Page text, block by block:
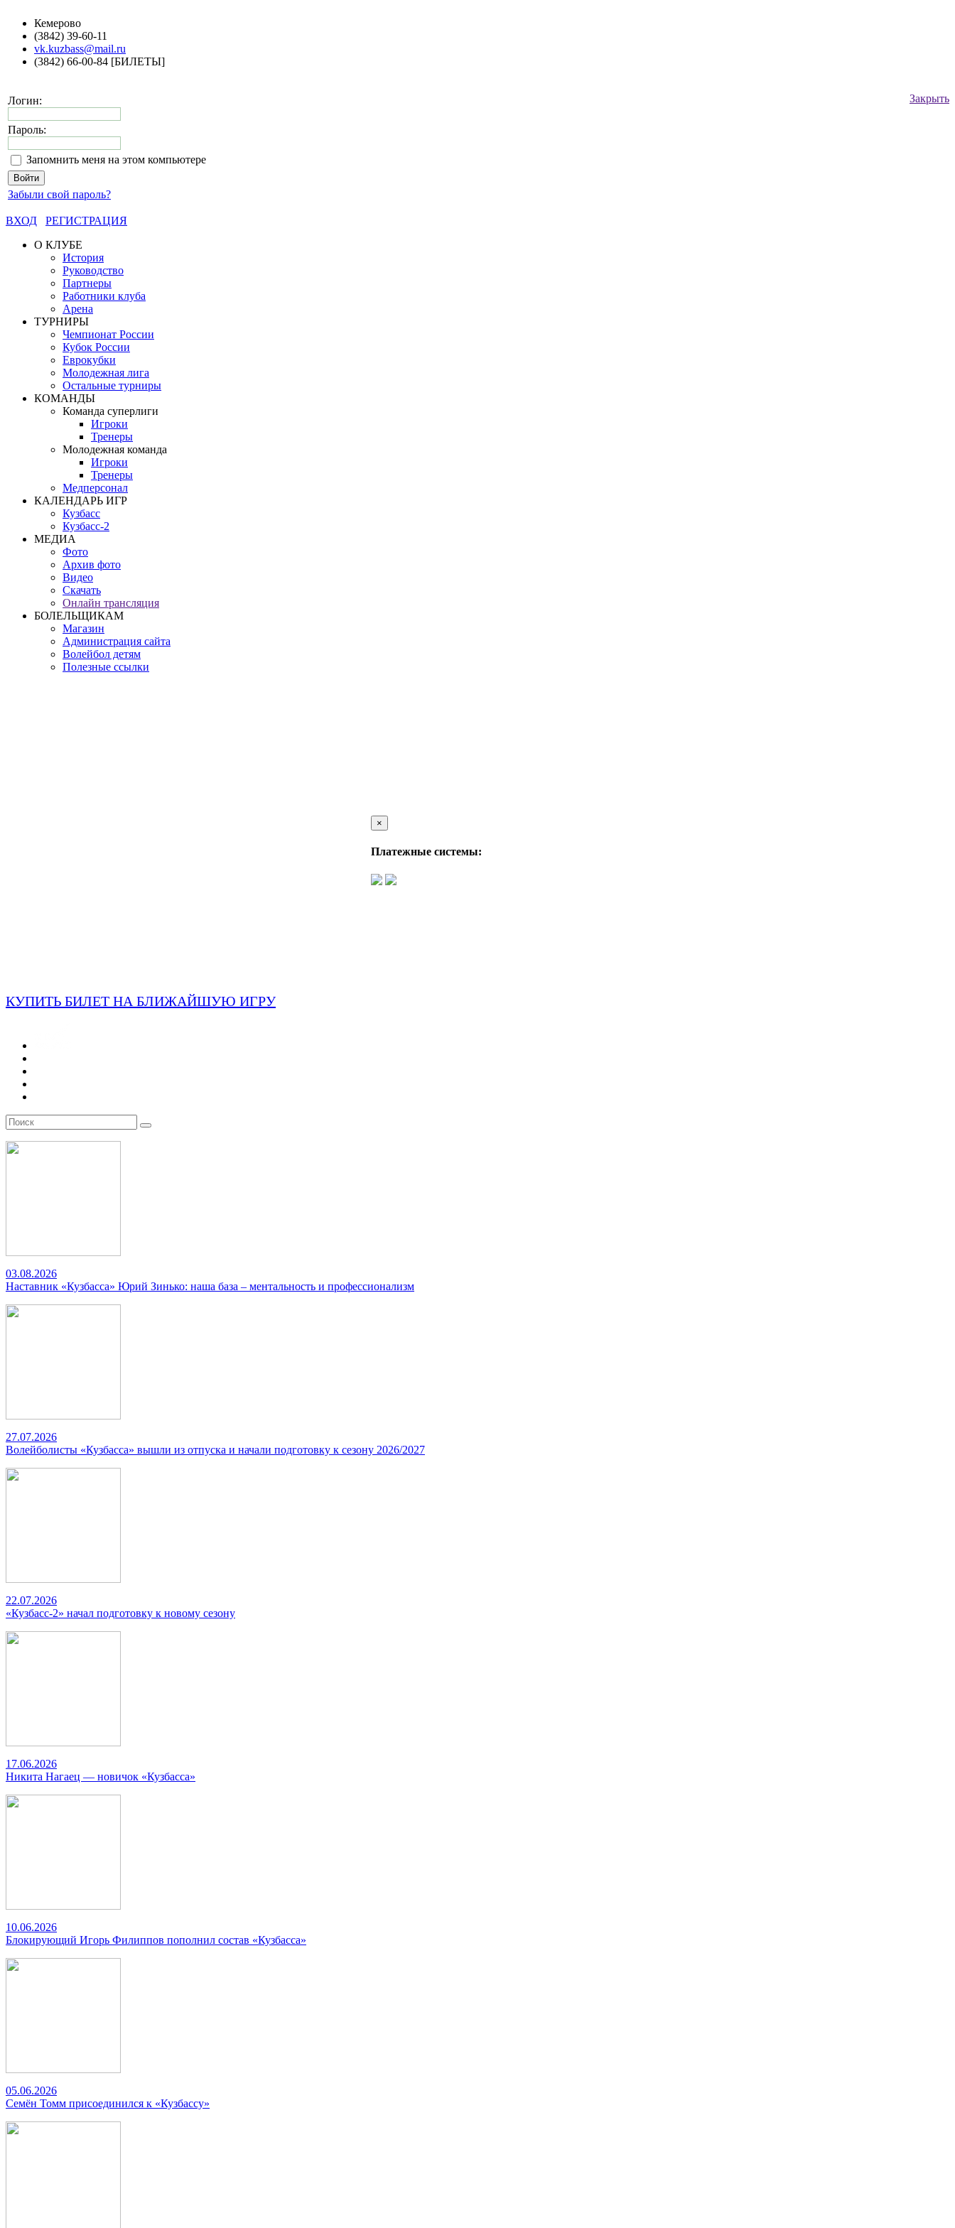
Кемерово
(3842) 39-60-11
vk.kuzbass@mail.ru
(3842) 66-00-84 [БИЛЕТЫ]
Закрыть
Логин:
Пароль:
Запомнить меня на этом компьютере
Забыли свой пароль?
ВХОД
РЕГИСТРАЦИЯ
О КЛУБЕ
История
Руководство
Партнеры
Работники клуба
Арена
ТУРНИРЫ
Чемпионат России
Кубок России
Еврокубки
Молодежная лига
Остальные турниры
КОМАНДЫ
Команда суперлиги
Игроки
Тренеры
Молодежная команда
Игроки
Тренеры
Медперсонал
КАЛЕНДАРЬ ИГР
Кузбасс
Кузбасс-2
МЕДИА
Фото
Архив фото
Видео
Скачать
Онлайн трансляция
БОЛЕЛЬЩИКАМ
Магазин
Администрация сайта
Волейбол детям
Полезные ссылки
×
Платежные системы:
КУПИТЬ БИЛЕТ НА БЛИЖАЙШУЮ ИГРУ
03.08.2026
Наставник «Кузбасса» Юрий Зинько: наша база – ментальность и профессионализм
27.07.2026
Волейболисты «Кузбасса» вышли из отпуска и начали подготовку к сезону 2026/2027
22.07.2026
«Кузбасс-2» начал подготовку к новому сезону
17.06.2026
Никита Нагаец — новичок «Кузбасса»
10.06.2026
Блокирующий Игорь Филиппов пополнил состав «Кузбасса»
05.06.2026
Семён Томм присоединился к «Кузбассу»